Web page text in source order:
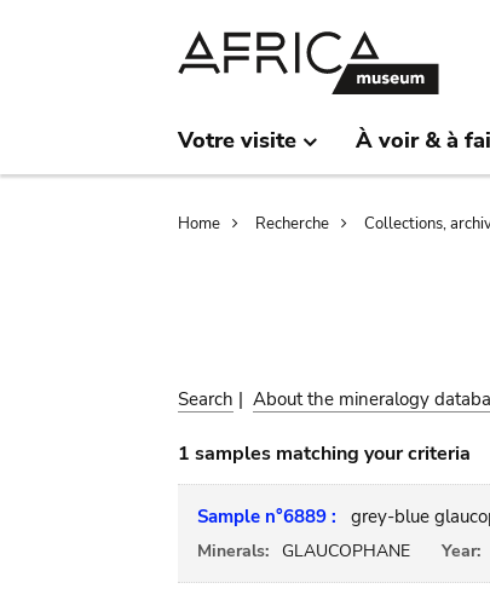
Votre visite À voir & à
Breadcrumb
Home Recherche Collections,
Search | About the mineralogy
1 samples matching your criteria
Sample n°6889 : grey-blue
Minerals: GLAUCOPHANE Year: